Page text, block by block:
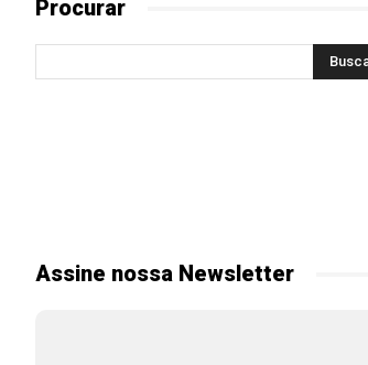
Procurar
Assine nossa Newsletter